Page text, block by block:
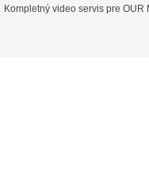
Kompletný video servis pre OUR